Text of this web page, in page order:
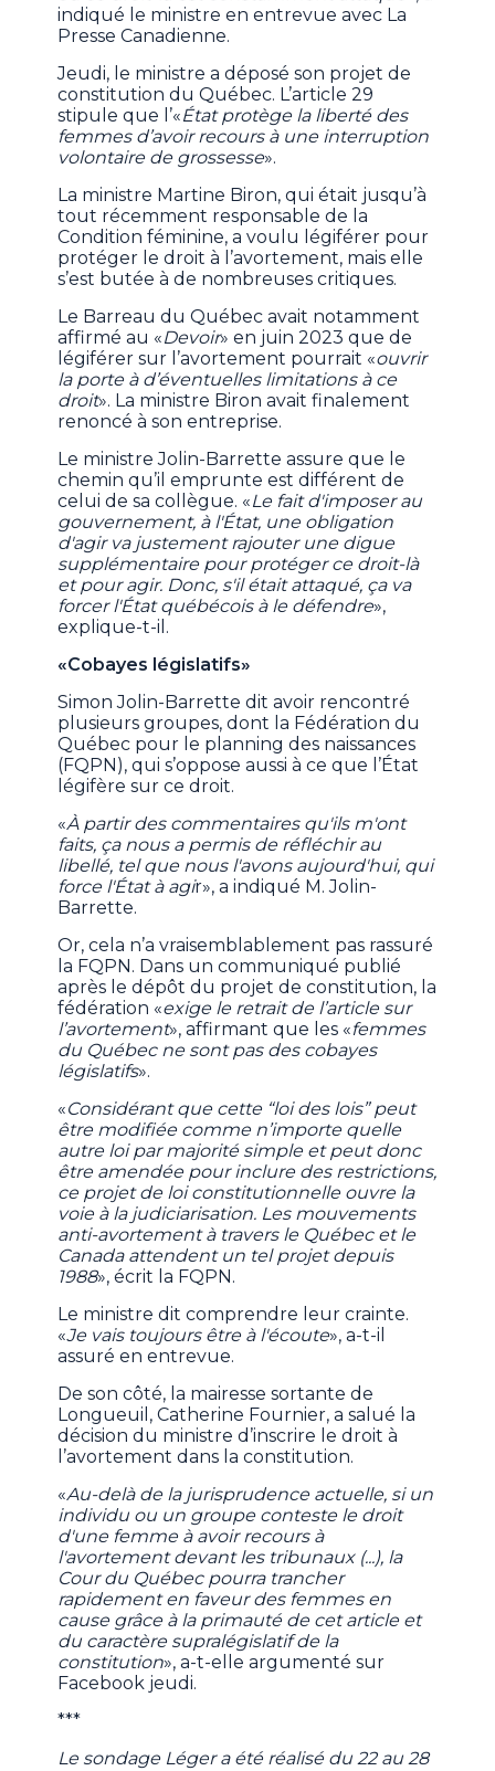
indiqué le ministre en entrevue avec La
Presse Canadienne.
Jeudi, le ministre a déposé son projet de
constitution du Québec. L’article 29
stipule que l’«État protège la liberté des
femmes d’avoir recours à une interruption
volontaire de grossesse».
La ministre Martine Biron, qui était jusqu’à
tout récemment responsable de la
Condition féminine, a voulu légiférer pour
protéger le droit à l’avortement, mais elle
s’est butée à de nombreuses critiques.
Le Barreau du Québec avait notamment
affirmé au «Devoir» en juin 2023 que de
légiférer sur l’avortement pourrait «ouvrir
la porte à d’éventuelles limitations à ce
droit». La ministre Biron avait finalement
renoncé à son entreprise.
Le ministre Jolin-Barrette assure que le
chemin qu’il emprunte est différent de
celui de sa collègue. «Le fait d'imposer au
gouvernement, à l'État, une obligation
d'agir va justement rajouter une digue
supplémentaire pour protéger ce droit-là
et pour agir. Donc, s'il était attaqué, ça va
forcer l'État québécois à le défendre»,
explique-t-il.
«Cobayes législatifs»
Simon Jolin-Barrette dit avoir rencontré
plusieurs groupes, dont la Fédération du
Québec pour le planning des naissances
(FQPN), qui s’oppose aussi à ce que l’État
légifère sur ce droit.
«À partir des commentaires qu'ils m'ont
faits, ça nous a permis de réfléchir au
libellé, tel que nous l'avons aujourd'hui, qui
force l'État à agir», a indiqué M. Jolin-
Barrette.
Or, cela n’a vraisemblablement pas rassuré
la FQPN. Dans un communiqué publié
après le dépôt du projet de constitution, la
fédération «exige le retrait de l’article sur
l’avortement», affirmant que les «femmes
du Québec ne sont pas des cobayes
législatifs».
«Considérant que cette “loi des lois” peut
être modifiée comme n’importe quelle
autre loi par majorité simple et peut donc
être amendée pour inclure des restrictions,
ce projet de loi constitutionnelle ouvre la
voie à la judiciarisation. Les mouvements
anti-avortement à travers le Québec et le
Canada attendent un tel projet depuis
1988», écrit la FQPN.
Le ministre dit comprendre leur crainte.
«Je vais toujours être à l'écoute», a-t-il
assuré en entrevue.
De son côté, la mairesse sortante de
Longueuil, Catherine Fournier, a salué la
décision du ministre d’inscrire le droit à
l’avortement dans la constitution.
«Au-delà de la jurisprudence actuelle, si un
individu ou un groupe conteste le droit
d'une femme à avoir recours à
l'avortement devant les tribunaux (...), la
Cour du Québec pourra trancher
rapidement en faveur des femmes en
cause grâce à la primauté de cet article et
du caractère supralégislatif de la
constitution», a-t-elle argumenté sur
Facebook jeudi.
***
Le sondage Léger a été réalisé du 22 au 28